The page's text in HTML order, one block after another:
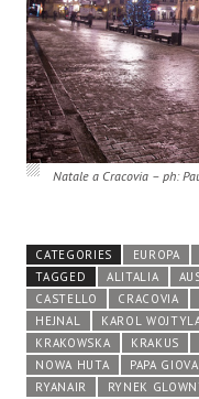
Natale a Cracovia – ph:
CATEGORIES EUROPA
TAGGED
ALITALIA
CASTELLO
CRACOVIA
HEJNAL
KAROL
KRAKOWSKA
KRAKUS
NOWA HUTA
PAPA
RYANAIR
RYNEK